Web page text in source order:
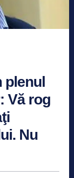
plenul
Vă rog
Nu